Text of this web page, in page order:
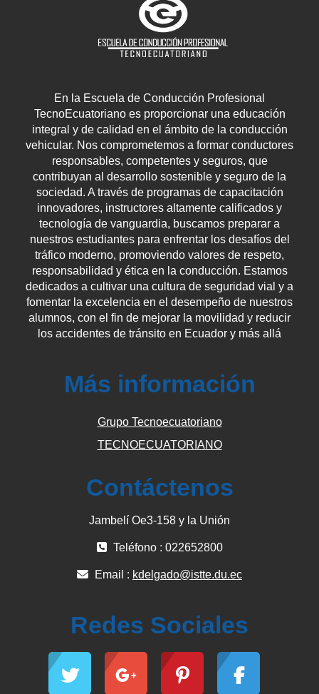
En la Escuela de Conducción Profesional
TecnoEcuatoriano es proporcionar una educación
integral y de calidad en el ámbito de la conducción
vehicular. Nos comprometemos a formar conductores
responsables, competentes y seguros, que
contribuyan al desarrollo sostenible y seguro de la
sociedad. A través de programas de capacitación
innovadores, instructores altamente calificados y
tecnología de vanguardia, buscamos preparar a
nuestros estudiantes para enfrentar los desafíos del
tráfico moderno, promoviendo valores de respeto,
responsabilidad y ética en la conducción. Estamos
dedicados a cultivar una cultura de seguridad vial y a
fomentar la excelencia en el desempeño de nuestros
alumnos, con el fin de mejorar la movilidad y reducir
los accidentes de tránsito en Ecuador y más allá
Más información
Grupo Tecnoecuatoriano
TECNOECUATORIANO
Contáctenos
Jambelí Oe3-158 y la Unión
Teléfono : 022652800
Email : kdelgado@istte.du.ec
Redes Sociales